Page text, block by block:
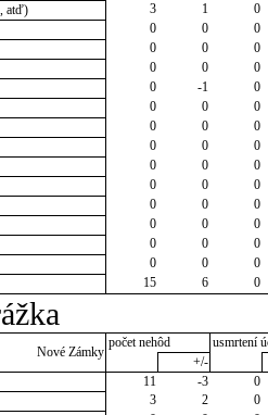
atď)
3 1
0
0 0
0
0 0
0
0 0
0
0 -1
0
0 0
0
0 0
0
0 0
0
0 0
0
0 0
0
0 0
0
0 0
0
0 0
0
0 0
0
15 6 0
Nové Zámky
počet nehôd
usmrtení
+/-
11 -3
0
3 2
0